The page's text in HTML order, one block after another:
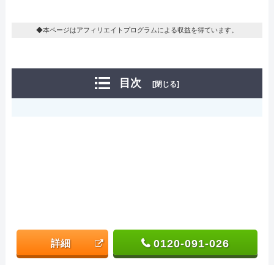
◆本ページはアフィリエイトプログラムによる収益を得ています。
目次 [閉じる]
詳細 0120-091-026